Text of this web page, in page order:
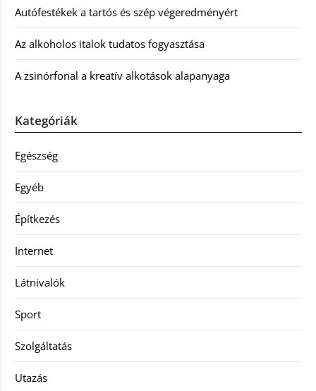
Autófestékek a tartós és szép végeredményért
Az alkoholos italok tudatos fogyasztása
A zsinórfonal a kreatív alkotások alapanyaga
Kategóriák
Egészség
Egyéb
Építkezés
Internet
Látnivalók
Sport
Szolgáltatás
Utazás